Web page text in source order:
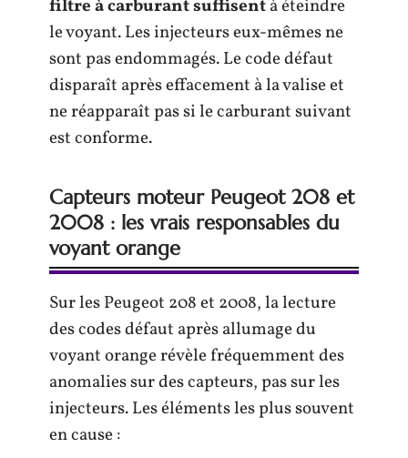
filtre à carburant suffisentà éteindre
le voyant. Les injecteurs eux-mêmes ne
sont pas endommagés. Le code défaut
disparaît après effacement à la valise et
ne réapparaît pas si le carburant suivant
est conforme.
Capteurs moteur Peugeot 208 et
2008 : les vrais responsables du
voyant orange
Sur les Peugeot 208 et 2008, la lecture
des codes défaut après allumage du
voyant orange révèle fréquemment des
anomalies sur des capteurs, pas sur les
injecteurs. Les éléments les plus souvent
en cause :